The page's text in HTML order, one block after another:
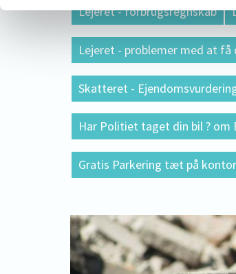
Lejeret - forbrugsregnskab
Lejeret - problemer med at
Skatteret -
Har Politiet taget din bil ?
Gratis Parkering tæt på